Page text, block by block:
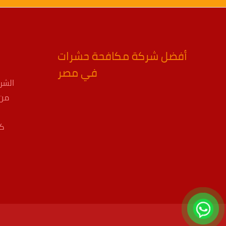
أفضل شركة مكافحة حشرات
في مصر